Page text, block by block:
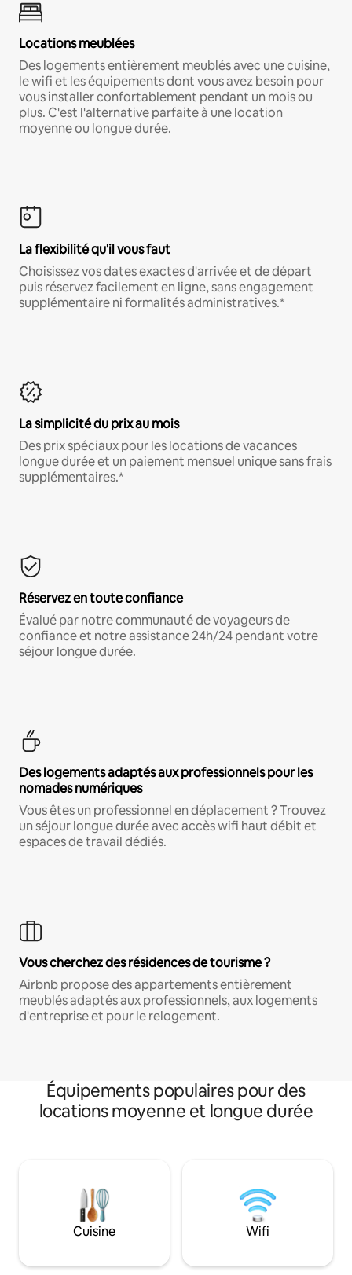
Locations meublées
Des logements entièrement meublés avec une cuisine,
le wifi et les équipements dont vous avez besoin pour
vous installer confortablement pendant un mois ou
plus. C'est l'alternative parfaite à une location
moyenne ou longue durée.
La flexibilité qu'il vous faut
Choisissez vos dates exactes d'arrivée et de départ
puis réservez facilement en ligne, sans engagement
supplémentaire ni formalités administratives.*
La simplicité du prix au mois
Des prix spéciaux pour les locations de vacances
longue durée et un paiement mensuel unique sans frais
supplémentaires.*
Réservez en toute confiance
Évalué par notre communauté de voyageurs de
confiance et notre assistance 24h/24 pendant votre
séjour longue durée.
Des logements adaptés aux professionnels pour les
nomades numériques
Vous êtes un professionnel en déplacement ? Trouvez
un séjour longue durée avec accès wifi haut débit et
espaces de travail dédiés.
Vous cherchez des résidences de tourisme ?
Airbnb propose des appartements entièrement
meublés adaptés aux professionnels, aux logements
d'entreprise et pour le relogement.
Équipements populaires pour des
locations moyenne et longue durée
Cuisine Wifi